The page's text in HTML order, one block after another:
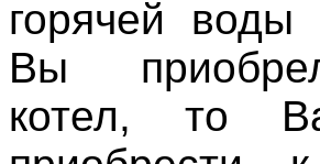
горячей
Вы
котел, то